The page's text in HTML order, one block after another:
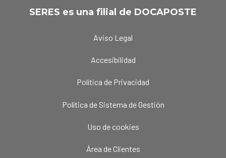
SERES es una filial de DOCAPOSTE
Aviso Legal
Accesibilidad
Política de Privacidad
Política de Sistema de Gestión
Uso de cookies
Área de Clientes